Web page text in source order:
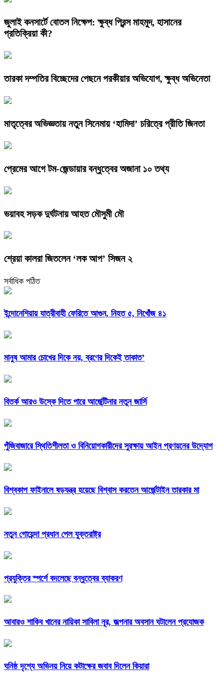
জুলাই কনসার্টে বোতল নিক্ষেপ: ক্ষুব্ধ প্রিন্স মাহমুদ, হাসানের
প্রতিক্রিয়া কী?
তারকা দম্পতির বিচ্ছেদের পেছনে পরকীয়ার অভিযোগ, ক্ষুব্ধ অভিনেতা
মাতৃত্বের অভিজ্ঞতায় নতুন সিনেমায় ‘হামিদা’ চরিত্রে প্রীতি জিনতা
প্রেমের আগে টম-জেন্ডায়ার বন্ধুত্বের অজানা ১০ তথ্য
ভয়াবহ সড়ক দুর্ঘটনায় আহত মৌসুমী মৌ
শ্রেয়া কালরা জিতলেন ‘লক আপ’ সিজন ২
সর্বাধিক পঠিত
ইন্দোনেশিয়ায় যাত্রীবাহী ফেরিতে আগুন, নিহত ৫, নিখোঁজ ৪১
মানুষ আমার চোখের দিকে নয়, ব্রণের দিকেই তাকাত’
বিতর্ক আরও উস্কে দিতে পারে আর্জেন্টিনার নতুন জার্সি
পুঁজিবাজারে স্থিতিশীলতা ও বিনিয়োগকারীদের সুরক্ষায় আইন প্রণয়নের উদ্যোগ
বিশ্বকাপ ফাইনালে ষড়যন্ত্র হয়েছে বিশ্বাস করতেন আর্জেন্টাইন তারকার মা
নতুন গোয়েন্দা প্রধান পেল যুক্তরাষ্ট্র
প্রযুক্তির স্পর্শে বদলেছে বন্ধুত্বের ব্যাকরণ
আবারও শাকিব খানের নায়িকা সাবিলা নূর, জল্পনার অবসান ঘটালেন প্রযোজক
ঘনিষ্ঠ দৃশ্যে অভিনয় নিয়ে কটাক্ষের জবাব দিলেন কিয়ারা